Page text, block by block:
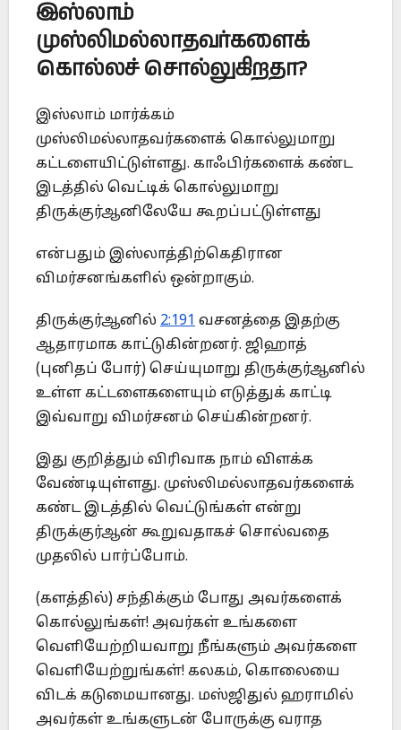
இஸ்லாம்
முஸ்லிமல்லாதவர்களைக்
கொல்லச் சொல்லுகிறதா?
இஸ்லாம் மார்க்கம்
முஸ்லிமல்லாதவர்களைக் கொல்லுமாறு
கட்டளையிட்டுள்ளது. காஃபிர்களைக் கண்ட
இடத்தில் வெட்டிக் கொல்லுமாறு
திருக்குர்ஆனிலேயே கூறப்பட்டுள்ளது
என்பதும் இஸ்லாத்திற்கெதிரான
விமர்சனங்களில் ஒன்றாகும்.
திருக்குர்ஆனில் 2:191 வசனத்தை இதற்கு
ஆதாரமாக காட்டுகின்றனர். ஜிஹாத்
(புனிதப் போர்) செய்யுமாறு திருக்குர்ஆனில்
உள்ள கட்டளைகளையும் எடுத்துக் காட்டி
இவ்வாறு விமர்சனம் செய்கின்றனர்.
இது குறித்தும் விரிவாக நாம் விளக்க
வேண்டியுள்ளது. முஸ்லிமல்லாதவர்களைக்
கண்ட இடத்தில் வெட்டுங்கள் என்று
திருக்குர்ஆன் கூறுவதாகச் சொல்வதை
முதலில் பார்ப்போம்.
(களத்தில்) சந்திக்கும் போது அவர்களைக்
கொல்லுங்கள்! அவர்கள் உங்களை
வெளியேற்றியவாறு நீங்களும் அவர்களை
வெளியேற்றுங்கள்! கலகம், கொலையை
விடக் கடுமையானது. மஸ்ஜிதுல் ஹராமில்
அவர்கள் உங்களுடன் போருக்கு வராத